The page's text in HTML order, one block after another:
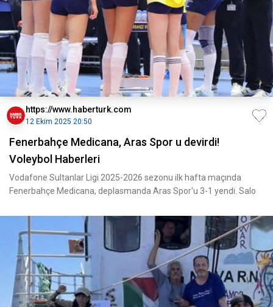
https://www.haberturk.com
12 Ekim 2025 20:50
Fenerbahçe Medicana, Aras Spor u devirdi!
Voleybol Haberleri
Vodafone Sultanlar Ligi 2025-2026 sezonu ilk hafta maçında
Fenerbahçe Medicana, deplasmanda Aras Spor'u 3-1 yendi. Salo